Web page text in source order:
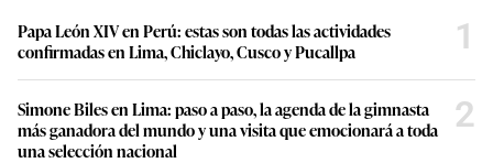
Papa León XIV en Perú: estas son todas las actividades
confirmadas en Lima, Chiclayo, Cusco y Pucallpa
1
Simone Biles en Lima: paso a paso, la agenda de la gimnasta
más ganadora del mundo y una visita que emocionará a toda
una selección nacional
2